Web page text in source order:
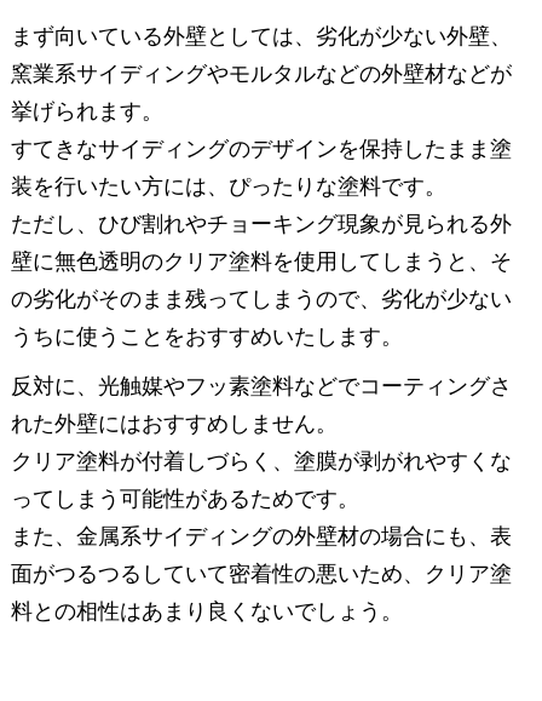
まず向いている外壁としては、劣化が少ない外壁、
窯業系サイディングやモルタルなどの外壁材などが
挙げられます。
すてきなサイディングのデザインを保持したまま塗
装を行いたい方には、ぴったりな塗料です。
ただし、ひび割れやチョーキング現象が見られる外
壁に無色透明のクリア塗料を使用してしまうと、そ
の劣化がそのまま残ってしまうので、劣化が少ない
うちに使うことをおすすめいたします。
反対に、光触媒やフッ素塗料などでコーティングさ
れた外壁にはおすすめしません。
クリア塗料が付着しづらく、塗膜が剥がれやすくな
ってしまう可能性があるためです。
また、金属系サイディングの外壁材の場合にも、表
面がつるつるしていて密着性の悪いため、クリア塗
料との相性はあまり良くないでしょう。